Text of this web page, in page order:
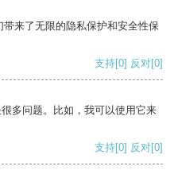
来了无限的隐私保护和安全性保
支持[0] 反对[0]
多问题。比如，我可以使用它来
支持[0] 反对[0]